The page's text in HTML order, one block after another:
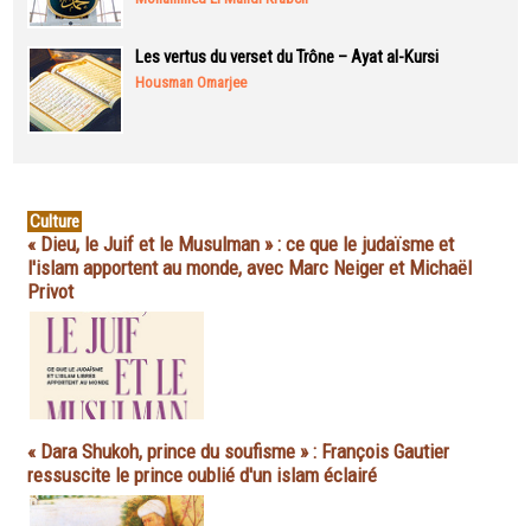
Les vertus du verset du Trône – Ayat al-Kursi
Housman Omarjee
Culture
« Dieu, le Juif et le Musulman » : ce que le judaïsme et
l'islam apportent au monde, avec Marc Neiger et Michaël
Privot
« Dara Shukoh, prince du soufisme » : François Gautier
ressuscite le prince oublié d'un islam éclairé